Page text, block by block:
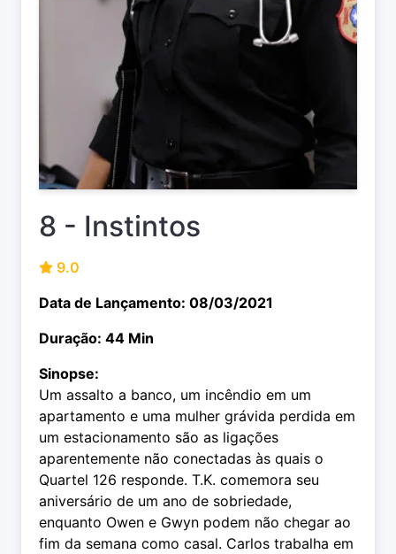
8 - Instintos
9.0
Data de Lançamento: 08/03/2021
Duração: 44 Min
Sinopse:
Um assalto a banco, um incêndio em um
apartamento e uma mulher grávida perdida em
um estacionamento são as ligações
aparentemente não conectadas às quais o
Quartel 126 responde. T.K. comemora seu
aniversário de um ano de sobriedade,
enquanto Owen e Gwyn podem não chegar ao
fim da semana como casal. Carlos trabalha em